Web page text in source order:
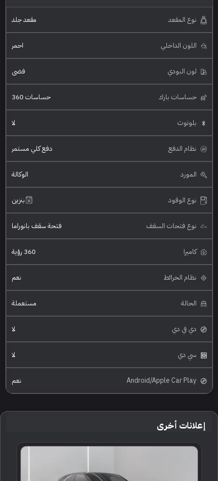
نوع المقعد مقعد جلد
اللون الداخلي احمر
لون البودي فضي
حساسات بارك حساسات 360
بلوتوث لا
نظام الدفع دفع كلي مستمر
المورد الوكالة
نوع الوقود بنزين
نوع فتحات السقف فتحة سقف بانوراما
كاميرا 360 رؤية
نظام الخرائط نعم
الحالة مستعملة
دي في دي لا
سي دي لا
Android/Apple Car Play نعم
إعلانات أخرى